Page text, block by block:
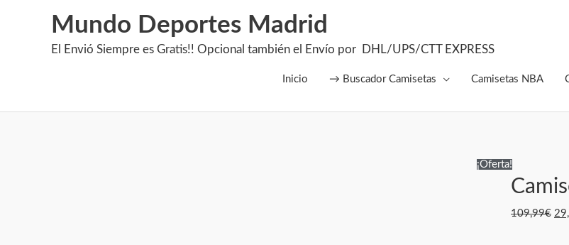
Mundo Deportes Madrid
El Envió Siempre es Gratis!! Opcional también el Envío por DHL/UPS/CTT EXPRESS
Inicio → Buscador Camisetas Camisetas NBA
¡Oferta!
109,99€
Camiseta
Visitante
cantidad